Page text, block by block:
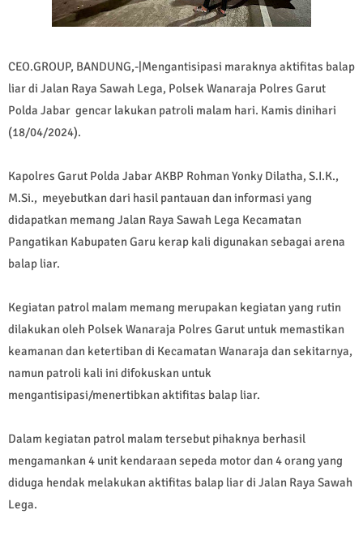
CEO.GROUP, BANDUNG,-|Mengantisipasi maraknya aktifitas balap
liar di Jalan Raya Sawah Lega, Polsek Wanaraja Polres Garut
Polda Jabar gencar lakukan patroli malam hari. Kamis dinihari
(18/04/2024).
Kapolres Garut Polda Jabar AKBP Rohman Yonky Dilatha, S.I.K.,
M.Si., meyebutkan dari hasil pantauan dan informasi yang
didapatkan memang Jalan Raya Sawah Lega Kecamatan
Pangatikan Kabupaten Garu kerap kali digunakan sebagai arena
balap liar.
Kegiatan patrol malam memang merupakan kegiatan yang rutin
dilakukan oleh Polsek Wanaraja Polres Garut untuk memastikan
keamanan dan ketertiban di Kecamatan Wanaraja dan sekitarnya,
namun patroli kali ini difokuskan untuk
mengantisipasi/menertibkan aktifitas balap liar.
Dalam kegiatan patrol malam tersebut pihaknya berhasil
mengamankan 4 unit kendaraan sepeda motor dan 4 orang yang
diduga hendak melakukan aktifitas balap liar di Jalan Raya Sawah
Lega.